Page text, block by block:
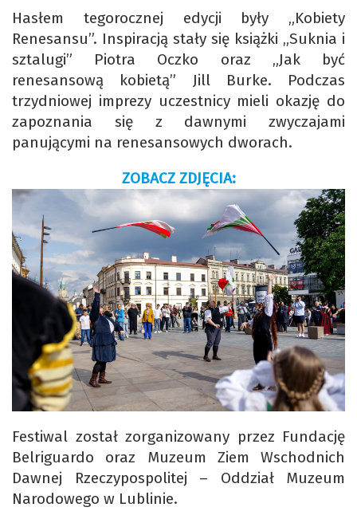
Hasłem tegorocznej edycji były „Kobiety
Renesansu”. Inspiracją stały się książki „Suknia i
sztalugi” Piotra Oczko oraz „Jak być
renesansową kobietą” Jill Burke. Podczas
trzydniowej imprezy uczestnicy mieli okazję do
zapoznania się z dawnymi zwyczajami
panującymi na renesansowych dworach.
ZOBACZ ZDJĘCIA:
Festiwal został zorganizowany przez Fundację
Belriguardo oraz Muzeum Ziem Wschodnich
Dawnej Rzeczypospolitej – Oddział Muzeum
Narodowego w Lublinie.